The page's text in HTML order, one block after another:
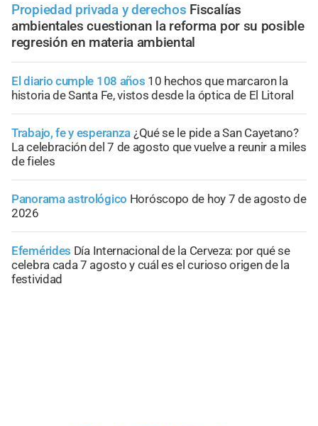
Propiedad privada y derechos Fiscalías
ambientales cuestionan la reforma por su posible
regresión en materia ambiental
El diario cumple 108 años 10 hechos que marcaron la
historia de Santa Fe, vistos desde la óptica de El Litoral
Trabajo, fe y esperanza ¿Qué se le pide a San Cayetano?
La celebración del 7 de agosto que vuelve a reunir a miles
de fieles
Panorama astrológico Horóscopo de hoy 7 de agosto de
2026
Efemérides Día Internacional de la Cerveza: por qué se
celebra cada 7 agosto y cuál es el curioso origen de la
festividad